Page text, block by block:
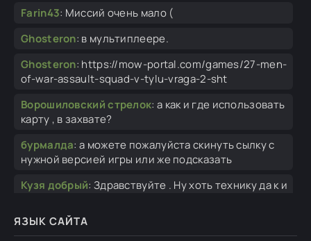
Farin43: Миссий очень мало (
Ghosteron: в мультиплеере.
Ghosteron: https://mow-portal.com/games/27-men-
of-war-assault-squad-v-tylu-vraga-2-sht
Ворошиловский стрелок: а как и где использовать
карту , в захвате?
бурмалда:а можете пожалуйста скинуть сылку с
нужной версией игры или же подсказать
Кузя добрый: Здравствуйте . Ну хоть технику да к и
Ghosteron:Не знаю в чем проблема у тебя была, но
ЯЗЫК САЙТА